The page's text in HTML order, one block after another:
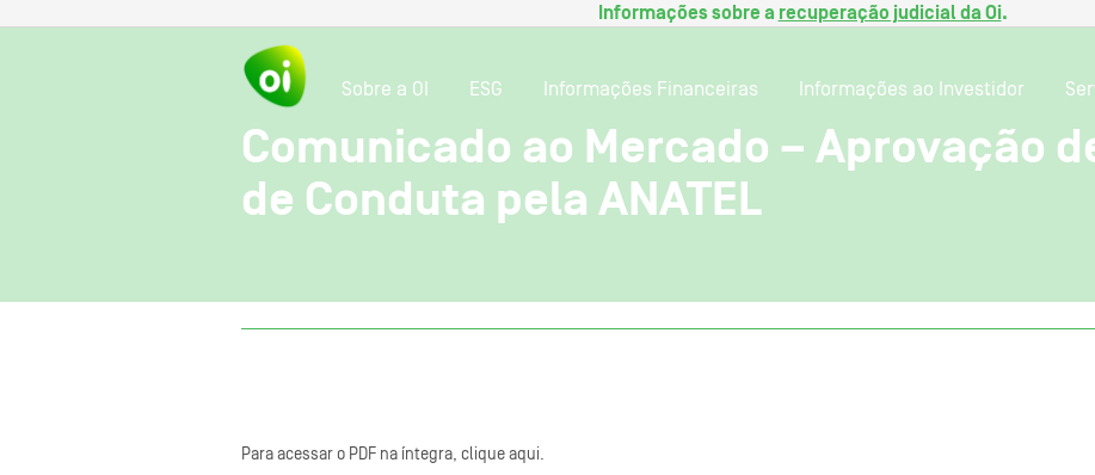
Informações sobre a recuperação judicial da Oi.
Sobre a OI ESG Informações Financeiras Informações ao Investidor
Comunicado ao Mercado – Aprovação
de Conduta pela ANATEL
Para acessar o PDF na íntegra, clique aqui.